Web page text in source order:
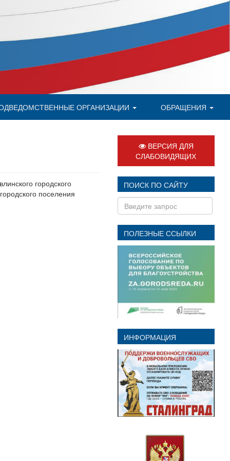
ОРГАНИЗАЦИИ ОБРАЩЕНИЯ
городского
поселения
ВЕРСИЯ ДЛЯ
СЛАБОВИДЯЩИХ
ПОИСК ПО САЙТУ
ПОЛЕЗНЫЕ ССЫЛКИ
ИНФОРМАЦИЯ